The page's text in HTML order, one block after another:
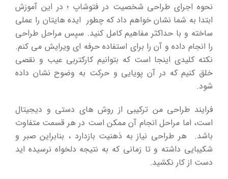
نحوه اجرای طراحی شخصیت در فتوشاپ ؛ در این آموزش
ابتدا به شما نشان خواهم داد که چطور ایده هایتان را عملی
ساخته و با حداکثر مفاهیم کامل کنید. سپس مراحل طراحی
را انجام داده و آن را برای استفاده حرفه ای ویرایش می کنم.
نکته کلیدی اینجا است که بتوانیم کارکتربی عیب و نقصی
خلق کنیم که در آن پویایی و حرکت به وضوح نشان داده
شود.
فرایند طراحی من ترکیبی از روش های دستی و دیجیتال
است، اما مراحل انجام آن ممکن است در هر قسمت متفاوت
باشد. هر طراحی نیاز به ذهنیت بازدارد ، بنابراین صبر و
شکیبایی داشته و تا زمانی که به نتیجه دلخواه نرسیده اید
دست از کار نکشید.